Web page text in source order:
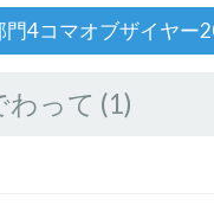
4コマオブザイヤー
って (1)